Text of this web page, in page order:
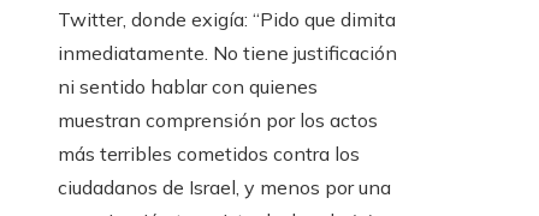
Twitter, donde exigía: “Pido que dimita
inmediatamente. No tiene justificación
ni sentido hablar con quienes
muestran comprensión por los actos
más terribles cometidos contra los
ciudadanos de Israel, y menos por una